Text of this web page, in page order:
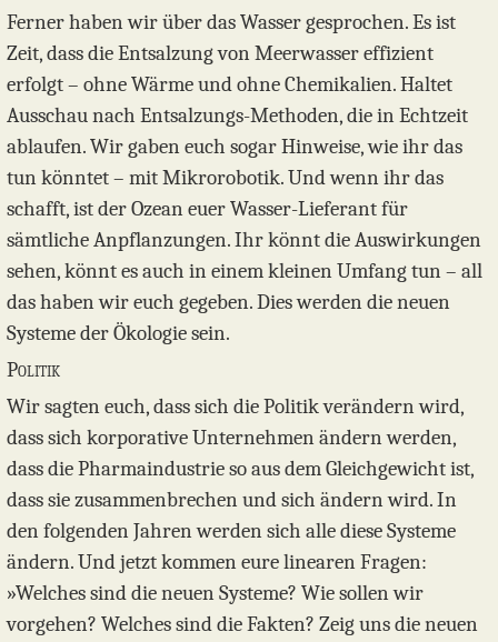
Ferner haben wir über das Wasser gesprochen. Es ist
Zeit, dass die Entsalzung von Meerwasser effizient
erfolgt – ohne Wärme und ohne Chemikalien. Haltet
Ausschau nach Entsalzungs-Methoden, die in Echtzeit
ablaufen. Wir gaben euch sogar Hinweise, wie ihr das
tun könntet – mit Mikrorobotik. Und wenn ihr das
schafft, ist der Ozean euer Wasser-Lieferant für
sämtliche Anpflanzungen. Ihr könnt die Auswirkungen
sehen, könnt es auch in einem kleinen Umfang tun – all
das haben wir euch gegeben. Dies werden die neuen
Systeme der Ökologie sein.
Politik
Wir sagten euch, dass sich die Politik verändern wird,
dass sich korporative Unternehmen ändern werden,
dass die Pharmaindustrie so aus dem Gleichgewicht ist,
dass sie zusammenbrechen und sich ändern wird. In
den folgenden Jahren werden sich alle diese Systeme
ändern. Und jetzt kommen eure linearen Fragen:
»Welches sind die neuen Systeme? Wie sollen wir
vorgehen? Welches sind die Fakten? Zeig uns die neuen